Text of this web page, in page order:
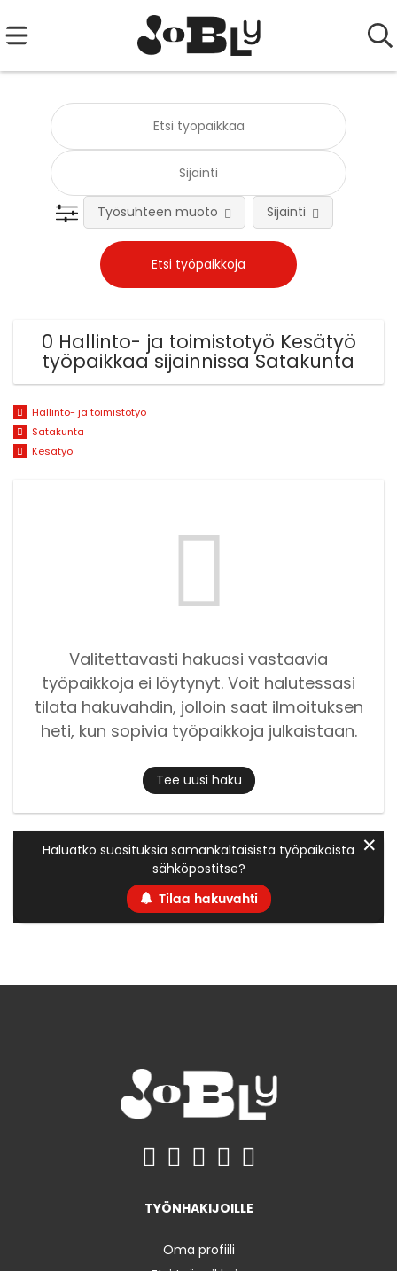
Työsuhteen muoto Sijainti
0 Hallinto- ja toimistotyö Kesätyö
työpaikkaa sijainnissa Satakunta
Hallinto- ja toimistotyö
Satakunta
Kesätyö
Valitettavasti hakuasi vastaavia
työpaikkoja ei löytynyt. Voit halutessasi
tilata hakuvahdin, jolloin saat ilmoituksen
heti, kun sopivia työpaikkoja julkaistaan.
Tee uusi haku
Haluatko suosituksia samankaltaisista työpaikoista
sähköpostitse?
Tilaa hakuvahti
✕
TYÖNHAKIJOILLE
Oma profiili